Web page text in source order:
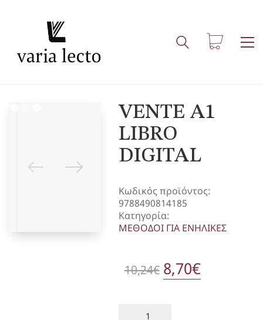
VENTE A1
LIBRO
DIGITAL
Κωδικός προϊόντος:
9788490814185
Κατηγορία:
ΜΕΘΟΔΟΙ ΓΙΑ ΕΝΗΛΙΚΕΣ
10,24€ Original
8,70€Η